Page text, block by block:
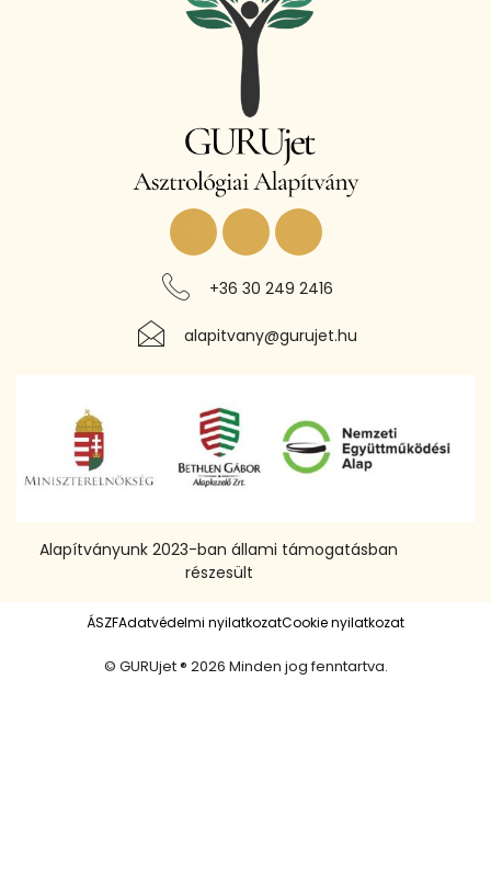
+36 30 249 2416
alapitvany@gurujet.hu
Alapítványunk 2023-ban állami támogatásban
részesült
© GURUjet ® 2026 Minden jog fenntartva.
ÁSZFAdatvédelmi nyilatkozatCookie nyilatkozat